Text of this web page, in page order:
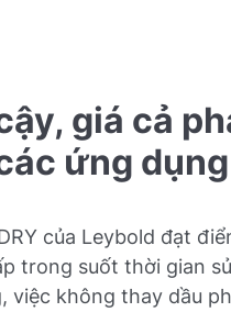
giá cả
ứng
của Leybold đạt
trong suốt thời gian
việc không thay dầu